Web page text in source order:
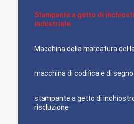
Stampante a getto di
industriale
Macchina della marcatura del
macchina di codifica e di segno
stampante a getto di
risoluzione